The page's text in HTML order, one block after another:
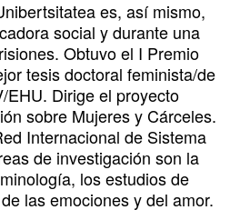
es, así mismo,
social y durante una
Obtuvo el I Premio
tesis doctoral feminista/de
EHU. Dirige el proyecto
sobre Mujeres y Cárceles.
Internacional de Sistema
de investigación son la
los estudios de
las emociones y del amor.